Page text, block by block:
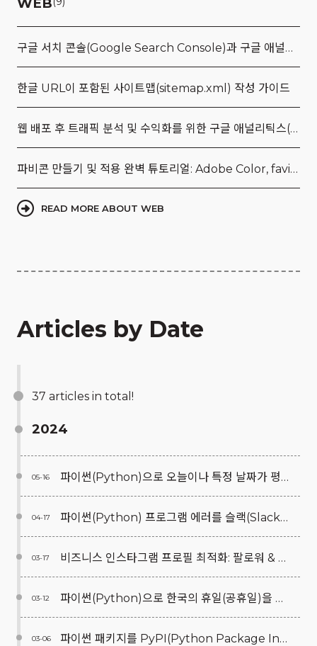
구글 서치 콘솔(Google Search Console)과 구글 애널리틱스(Google Analytics, GA4) 연결
한글 URL이 포함된 사이트맵(sitemap.xml) 작성 가이드
웹 배포 후 트래픽 분석 및 수익화를 위한 구글 애널리틱스(Google Analytics, GA4)와 애드센스(AdSense) 초기 세팅 및 연동 완벽 가이드
파비콘 만들기 및 적용 완벽 튜토리얼: Adobe Color, favicon.io, RealFaviconGenerator 사이트 활용
READ MORE ABOUT WEB
Articles by Date
37 articles in total!
2024
05-16 파이썬(Python)으로 오늘이나 특정 날짜가 평일(영업일, 근무일)인지 휴일(주말, 공휴일)인지 확인하는 방법(Feat. holidayskr)
04-17 파이썬(Python) 프로그램 에러를 슬랙(Slack) 메시지로 전송하는 최적의 방법
03-17 비즈니스 인스타그램 프로필 최적화: 팔로워 & 클릭 유도 향상 전략
03-12 파이썬(Python)으로 한국의 휴일(공휴일)을 확인하는 최신 방법(Feat. holidayskr)
03-06 파이썬 패키지를 PyPI(Python Package Index)에 배포하는 방법부터 GitHub Actions를 통한 자동화까지